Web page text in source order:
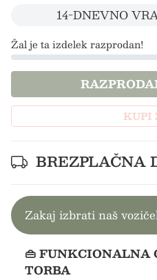
14-DNEVNO
Žal je ta izdelek razprodan!
KUPI
BREZPLAČNA
Zakaj izbrati naš
👜
TORBA